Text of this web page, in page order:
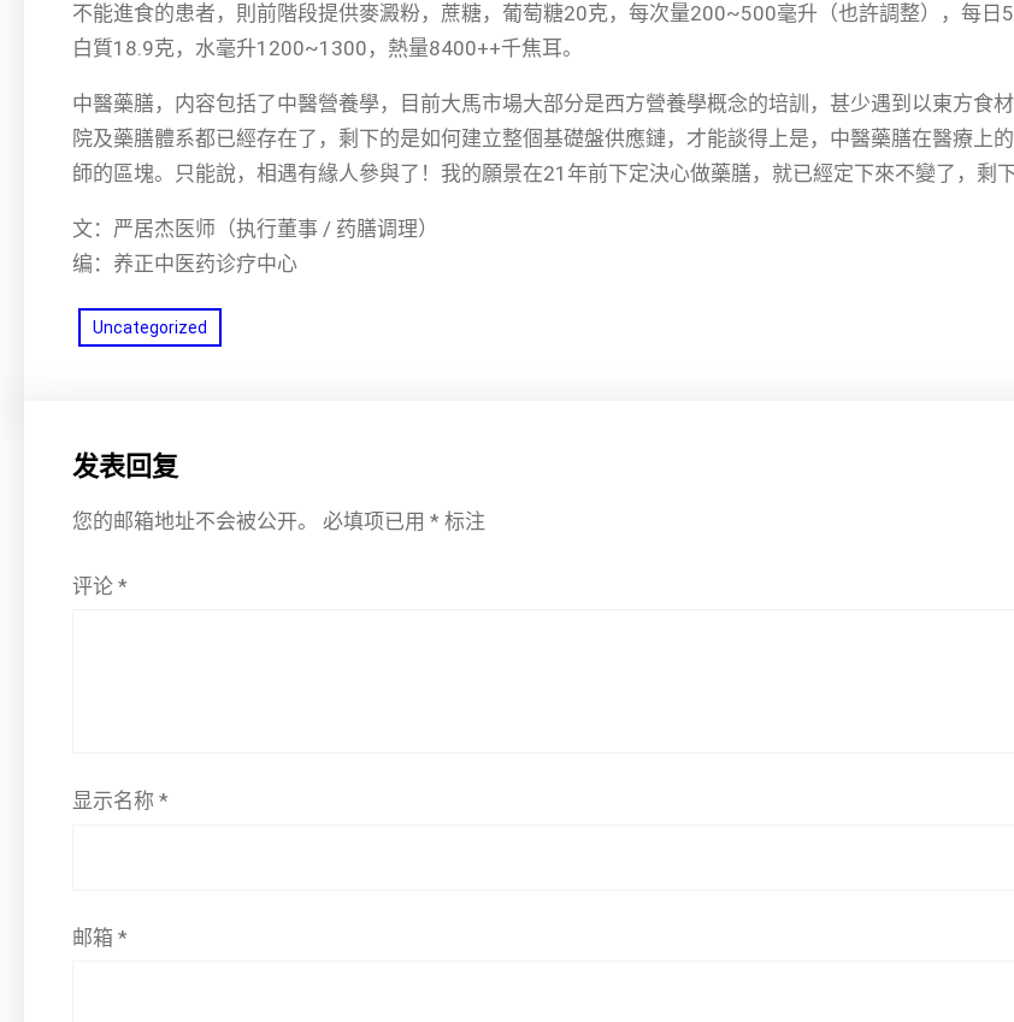
不能進食的患者，則前階段提供麥澱粉，蔗糖，葡萄糖20克，每次量200~500毫升（也許調整），每
白質18.9克，水毫升1200~1300，熱量8400++千焦耳。
中醫藥膳，内容包括了中醫營養學，目前大馬市場大部分是西方營養學概念的培訓，甚少遇到以東方食
院及藥膳體系都已經存在了，剩下的是如何建立整個基礎盤供應鏈，才能談得上是，中醫藥膳在醫療上
師的區塊。只能說，相遇有緣人參與了！我的願景在21年前下定決心做藥膳，就已經定下來不變了，剩
文：严居杰医师（执行董事 / 药膳调理）
编：养正中医药诊疗中心
Uncategorized
发表回复
您的邮箱地址不会被公开。 必填项已用 * 标注
评论 *
显示名称 *
邮箱 *